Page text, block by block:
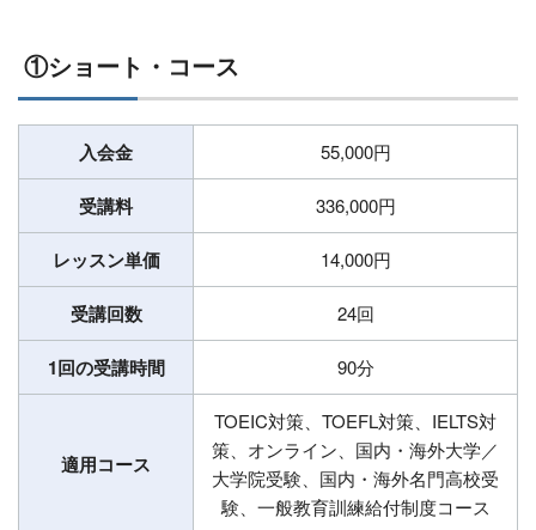
①ショート・コース
入会金 55,000円
受講料 336,000円
レッスン単価 14,000円
受講回数 24回
1回の受講時間 90分
適用コース
TOEIC対策、TOEFL対策、IELTS対
策、オンライン、国内・海外大学／
大学院受験、国内・海外名門高校受
験、⼀般教育訓練給付制度コース